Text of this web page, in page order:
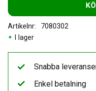
I lager
Artikelnr 7080302
Snabba
Enkel betalning